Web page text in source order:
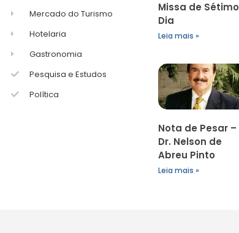
Mercado do Turismo
Hotelaria
Gastronomia
Pesquisa e Estudos
Política
Missa de Sétimo
Dia
Leia mais »
Nota de Pesar –
Dr. Nelson de
Abreu Pinto
Leia mais »